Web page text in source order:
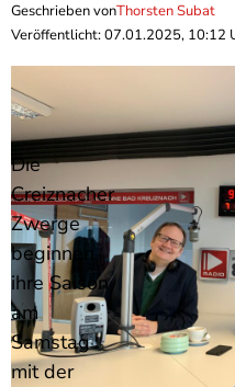
Geschrieben vonThorsten Subat
Veröffentlicht: 07.01.2025, 10:12
Die
Creiznacher
Zwerge
beginnen
ihre Saison
am
Samstag
mit der